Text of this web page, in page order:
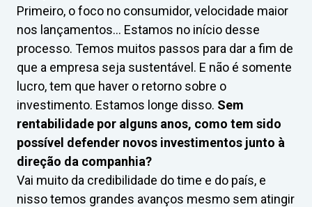
Primeiro, o foco no consumidor, velocidade maior
nos lançamentos… Estamos no início desse
processo. Temos muitos passos para dar a fim de
que a empresa seja sustentável. E não é somente
lucro, tem que haver o retorno sobre o
investimento. Estamos longe disso. Sem
rentabilidade por alguns anos, como tem sido
possível defender novos investimentos junto à
direção da companhia?
Vai muito da credibilidade do time e do país, e
nisso temos grandes avanços mesmo sem atingir